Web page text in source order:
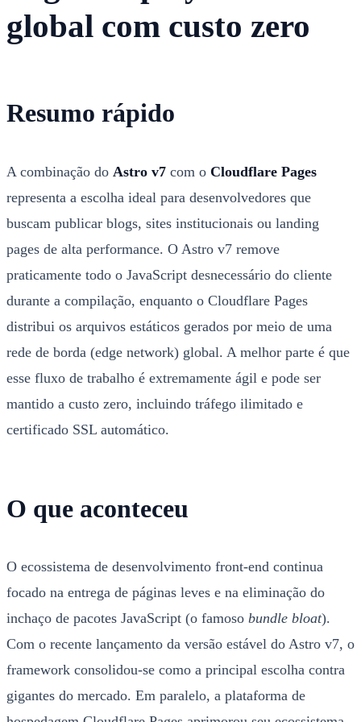
global com custo zero
Resumo rápido
A combinação do Astro v7 com o Cloudflare Pages
representa a escolha ideal para desenvolvedores que
buscam publicar blogs, sites institucionais ou landing
pages de alta performance. O Astro v7 remove
praticamente todo o JavaScript desnecessário do cliente
durante a compilação, enquanto o Cloudflare Pages
distribui os arquivos estáticos gerados por meio de uma
rede de borda (edge network) global. A melhor parte é que
esse fluxo de trabalho é extremamente ágil e pode ser
mantido a custo zero, incluindo tráfego ilimitado e
certificado SSL automático.
O que aconteceu
O ecossistema de desenvolvimento front-end continua
focado na entrega de páginas leves e na eliminação do
inchaço de pacotes JavaScript (o famoso bundle bloat).
Com o recente lançamento da versão estável do Astro v7, o
framework consolidou-se como a principal escolha contra
gigantes do mercado. Em paralelo, a plataforma de